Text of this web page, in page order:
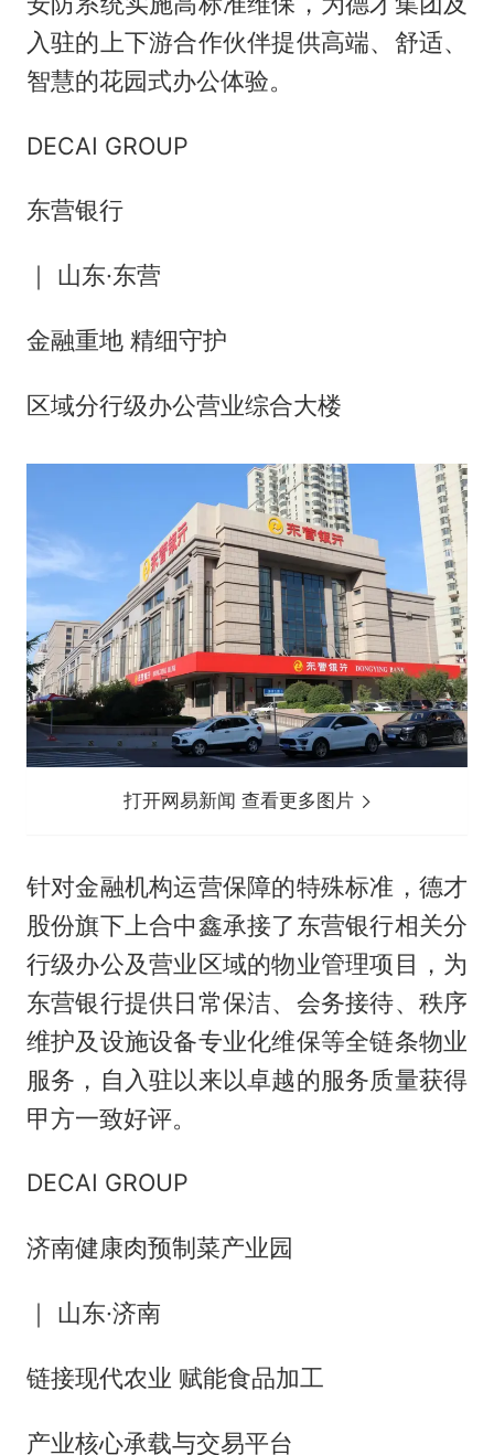
入驻的上下游合作伙伴提供高端、舒适、
智慧的花园式办公体验。
DECAI GROUP
东营银行
｜ 山东·东营
金融重地 精细守护
区域分行级办公营业综合大楼
打开网易新闻 查看更多图片
针对金融机构运营保障的特殊标准，德才
股份旗下上合中鑫承接了东营银行相关分
行级办公及营业区域的物业管理项目，为
东营银行提供日常保洁、会务接待、秩序
维护及设施设备专业化维保等全链条物业
服务，自入驻以来以卓越的服务质量获得
甲方一致好评。
DECAI GROUP
济南健康肉预制菜产业园
｜ 山东·济南
链接现代农业 赋能食品加工
产业核心承载与交易平台